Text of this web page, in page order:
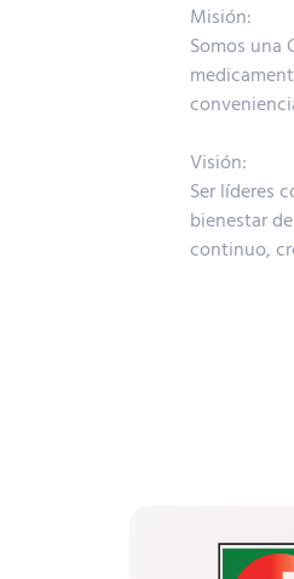
Misión:
Somos una
Visión:
Ser líderes
bienestar
continuo,